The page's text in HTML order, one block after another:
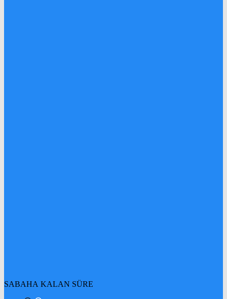
SABAHA KALAN SÜRE